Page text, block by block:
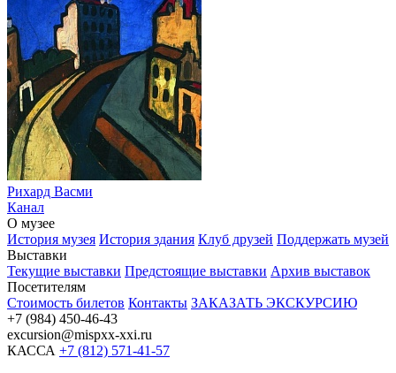
Рихард Васми
Канал
О музее
История музея История здания Клуб друзей Поддержать музей
Выставки
Текущие выставки Предстоящие выставки Архив выставок
Посетителям
Стоимость билетов Контакты ЗАКАЗАТЬ ЭКСКУРСИЮ
+7 (984) 450-46-43
excursion@mispxx-xxi.ru
КАССА +7 (812) 571-41-57